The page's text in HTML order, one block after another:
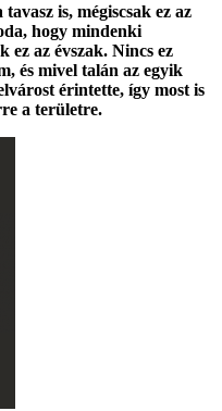
is, mégiscsak ez az
hogy mindenki
az évszak. Nincs ez
és mivel talán az egyik
érintette, így most is
a területre.